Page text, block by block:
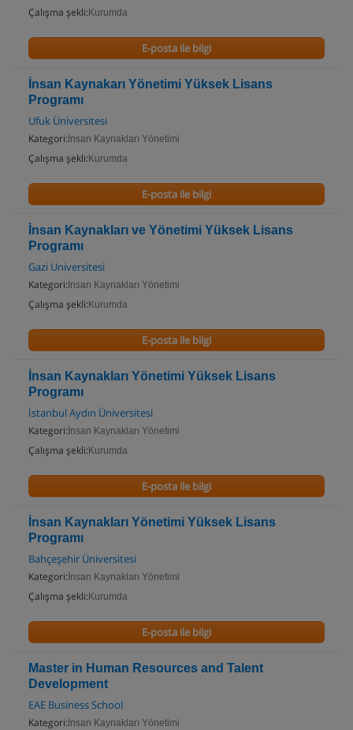
Çalışma şekli: Kurumda
E-posta ile bilgi
İnsan Kaynakarı Yönetimi Yüksek Lisans
Programı
Ufuk Üniversitesi
Kategori: İnsan Kaynakları Yönetimi
Çalışma şekli: Kurumda
E-posta ile bilgi
İnsan Kaynakları ve Yönetimi Yüksek Lisans
Programı
Gazi Universitesi
Kategori: İnsan Kaynakları Yönetimi
Çalışma şekli: Kurumda
E-posta ile bilgi
İnsan Kaynakları Yönetimi Yüksek Lisans
Programı
İstanbul Aydın Üniversitesi
Kategori: İnsan Kaynakları Yönetimi
Çalışma şekli: Kurumda
E-posta ile bilgi
İnsan Kaynakları Yönetimi Yüksek Lisans
Programı
Bahçeşehir Üniversitesi
Kategori: İnsan Kaynakları Yönetimi
Çalışma şekli: Kurumda
E-posta ile bilgi
Master in Human Resources and Talent
Development
EAE Business School
Kategori: İnsan Kaynakları Yönetimi